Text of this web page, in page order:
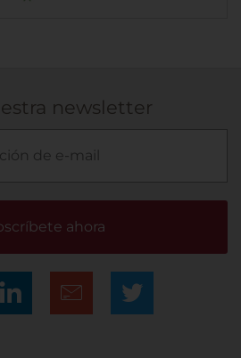
newsletter
ahora